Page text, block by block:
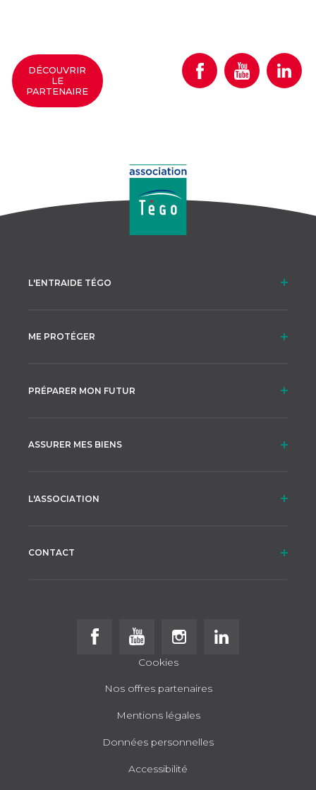
DÉCOUVRIR
LE
PARTENAIRE
Follow us onFollow us on
L'ENTRAIDE TÉGO
ME PROTÉGER
PRÉPARER MON FUTUR
ASSURER MES BIENS
L'ASSOCIATION
CONTACT
Cookies
Nos offres partenaires
Mentions légales
Données personnelles
Accessibilité
Follow us on Facebook
Follow us on Youtube
Follow us on Instagram
Follow us on